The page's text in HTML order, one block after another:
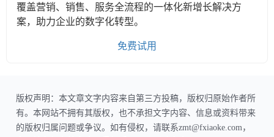
覆盖营销、销售、服务全流程的一体化新增长解决方
案，助力企业的数字化转型。
免费试用
版权声明：本文章文字内容来自第三方投稿，版权归原始作者所
有。本网站不拥有其版权，也不承担文字内容、信息或资料带来
的版权归属问题或争议。如有侵权，请联系zmt@fxiaoke.com，